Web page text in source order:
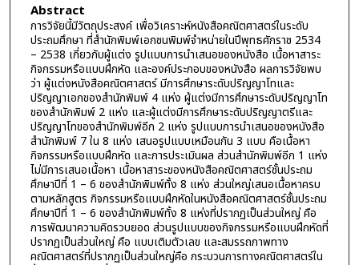
Abstract
การวิจัยนี้มีวัตถุประสงค์ เพื่อวิเคราะห์หนังสือคณิตศาสตร์ในระดับ
ประถมศึกษา ที่สำนักพิมพ์เอกชนพิมพ์จำหน่ายในปีพุทธศักราช 2534
– 2538 เกี่ยวกับผู้แต่ง รูปแบบการนำเสนอของหนังสือ เนื้อหาสาระ
กิจกรรมหรือแบบฝึกหัด และองค์ประกอบของหนังสือ ผลการวิจัยพบ
ว่า ผู้แต่งหนังสือคณิตศาสตร์ มีการศึกษาระดับปริญญาโทและ
ปริญญาเอกของสำนักพิมพ์ 4 แห่ง ผู้แต่งมีการศึกษาระดับปริญญาโท
ของสำนักพิมพ์ 2 แห่ง และผู้แต่งมีการศึกษาระดับปริญญาตรีและ
ปริญญาโทของสำนักพิมพ์อีก 2 แห่ง รูปแบบการนำเสนอของหนังสือ
สำนักพิมพ์ 7 ใน 8 แห่ง เสนอรูปแบบเหมือนกัน 3 แบบ คือเนื้อหา
กิจกรรมหรือแบบฝึกหัด และการประเมินผล ส่วนสำนักพิมพ์อีก 1 แห่ง
ไม่มีการเสนอเนื้อหา เนื้อหาสาระของหนังสือคณิตศาสตร์ชั้นประถม
ศึกษาปีที่ 1 – 6 ของสำนักพิมพ์ทั้ง 8 แห่ง ส่วนใหญ่เสนอเนื้อหาครบ
ตามหลักสูตร กิจกรรมหรือแบบฝึกหัดในหนังสือคณิตศาสตร์ชั้นประถม
ศึกษาปีที่ 1 – 6 ของสำนักพิมพ์ทั้ง 8 แห่งที่ปรากฏเป็นส่วนใหญ่ คือ
การพัฒนาความคิดรวบยอด ส่วนรูปแบบของกิจกรรมหรือแบบฝึกหัดที่
ปรากฏเป็นส่วนใหญ่ คือ แบบเติมตัวเลข และสมรรถภาพทาง
คณิตศาสตร์ที่ปรากฏเป็นส่วนใหญ่คือ กระบวนการทางคณิตศาสตร์ใน